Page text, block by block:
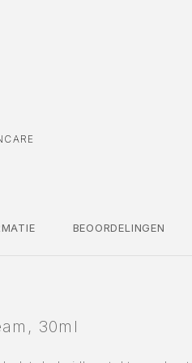
BEOORDELINGEN
30ml